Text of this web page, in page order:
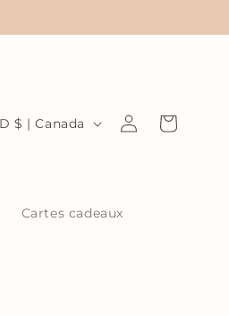
Cartes cadeaux
CAD $ | Canada ConnexionPanier